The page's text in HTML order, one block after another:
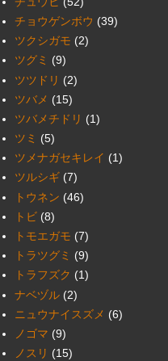
チョウゲンボウ (39)
ツクシガモ (2)
ツグミ (9)
ツツドリ (2)
ツバメ (15)
ツバメチドリ (1)
ツミ (5)
ツメナガセキレイ (1)
ツルシギ (7)
トウネン (46)
トビ (8)
トモエガモ (7)
トラツグミ (9)
トラフズク (1)
ナベヅル (2)
ニュウナイスズメ (6)
ノゴマ (9)
ノスリ (15)